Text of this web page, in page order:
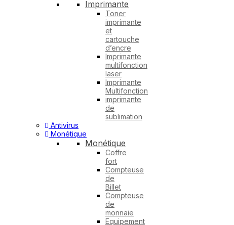
Imprimante
Toner
imprimante
et
cartouche
d’encre
Imprimante
multifonction
laser
Imprimante
Multifonction
imprimante
de
sublimation
Antivirus
Monétique
Monétique
Coffre
fort
Compteuse
de
Billet
Compteuse
de
monnaie
Equipement